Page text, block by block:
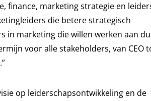
finance, marketing strategie en
die betere strategisch
in marketing die willen werken aan
voor alle stakeholders, van CEO
op leiderschapsontwikkeling en de